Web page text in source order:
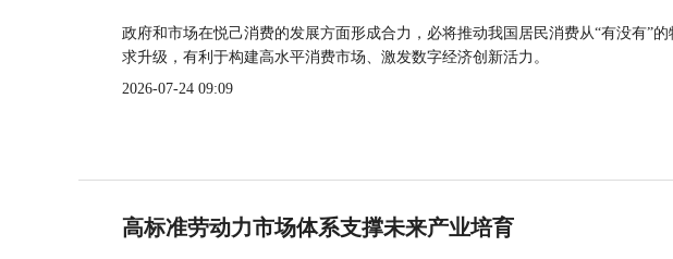
政府和市场在悦己消费的发展方面形成合力，必将推动我国居民消费从“有没有”
求升级，有利于构建高水平消费市场、激发数字经济创新活力。
2026-07-24 09:09
高标准劳动力市场体系支撑未来产业培育